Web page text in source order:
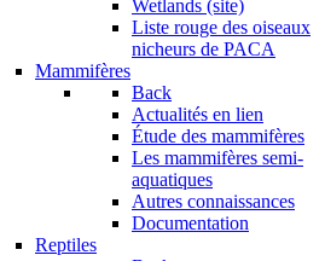
Wetlands (site)
Liste rouge des oiseaux
nicheurs de PACA
Mammifères
Back
Actualités en lien
Étude des mammifères
Les mammifères semi-
aquatiques
Autres connaissances
Documentation
Reptiles